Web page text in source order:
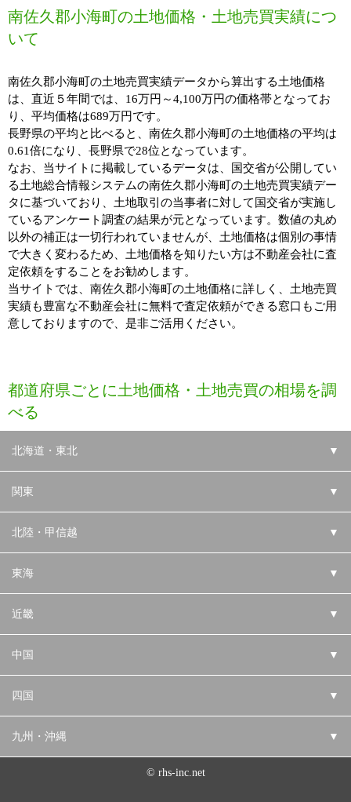
南佐久郡小海町の土地価格・土地売買実績につ
いて
南佐久郡小海町の土地売買実績データから算出する土地価格
は、直近５年間では、16万円～4,100万円の価格帯となってお
り、平均価格は689万円です。
長野県の平均と比べると、南佐久郡小海町の土地価格の平均は
0.61倍になり、長野県で28位となっています。
なお、当サイトに掲載しているデータは、国交省が公開してい
る土地総合情報システムの南佐久郡小海町の土地売買実績デー
タに基づいており、土地取引の当事者に対して国交省が実施し
ているアンケート調査の結果が元となっています。数値の丸め
以外の補正は一切行われていませんが、土地価格は個別の事情
で大きく変わるため、土地価格を知りたい方は不動産会社に査
定依頼をすることをお勧めします。
当サイトでは、南佐久郡小海町の土地価格に詳しく、土地売買
実績も豊富な不動産会社に無料で査定依頼ができる窓口もご用
意しておりますので、是非ご活用ください。
都道府県ごとに土地価格・土地売買の相場を調
べる
北海道・東北 ▼
関東 ▼
北陸・甲信越 ▼
東海 ▼
近畿 ▼
中国 ▼
四国 ▼
九州・沖縄 ▼
© rhs-inc.net